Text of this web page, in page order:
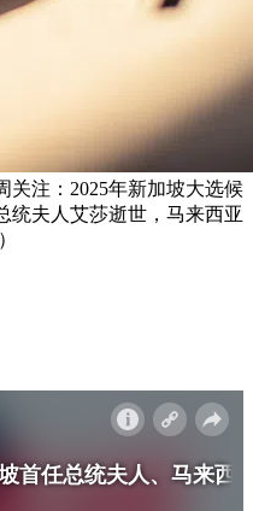
关注：2025年新加坡大选候
统夫人艾莎逝世，马来西亚